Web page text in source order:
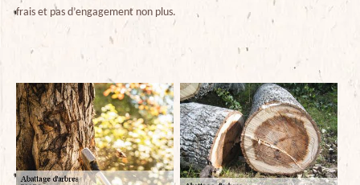
frais et pas d’engagement non plus.